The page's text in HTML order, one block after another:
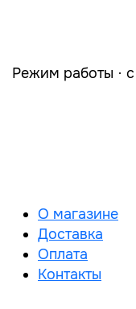
Режим работы ·
О магазине
Доставка
Оплата
Контакты